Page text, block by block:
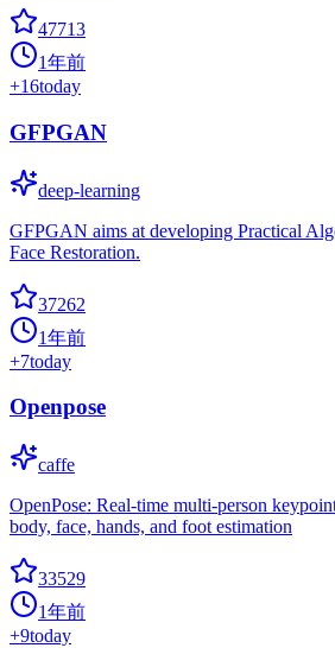
47713
1年前
+16today
GFPGAN
deep-learning
GFPGAN aims at developing Practical
Face Restoration.
37262
1年前
+7today
Openpose
caffe
OpenPose: Real-time multi-person
body, face, hands, and foot estimation
33529
1年前
+9today